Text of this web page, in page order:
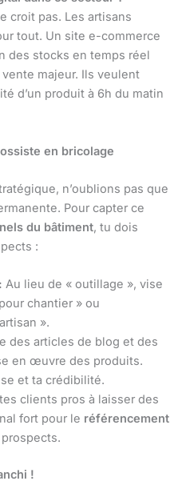
croit pas. Les artisans
tout. Un site e-commerce
des stocks en temps réel
majeur. Ils veulent
d’un produit à 6h du matin
en bricolage
n’oublions pas que
Pour capter ce
du bâtiment, tu dois
:
Au lieu de « outillage », vise
chantier » ou
».
des articles de blog et des
en œuvre des produits.
et ta crédibilité.
clients pros à laisser des
fort pour le référencement
!